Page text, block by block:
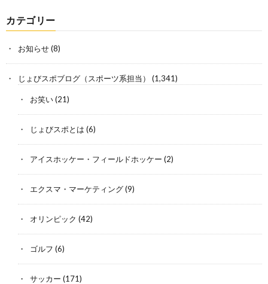
カテゴリー
お知らせ(8)
じょびスポブログ（スポーツ系担当） (1,341)
お笑い(21)
じょびスポとは (6)
アイスホッケー・フィールドホッケー (2)
エクスマ・マーケティング(9)
オリンピック (42)
ゴルフ (6)
サッカー (171)